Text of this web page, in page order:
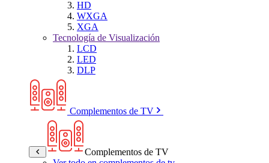
HD
WXGA
XGA
Tecnología de Visualización
LCD
LED
DLP
Complementos de TV
Complementos de TV